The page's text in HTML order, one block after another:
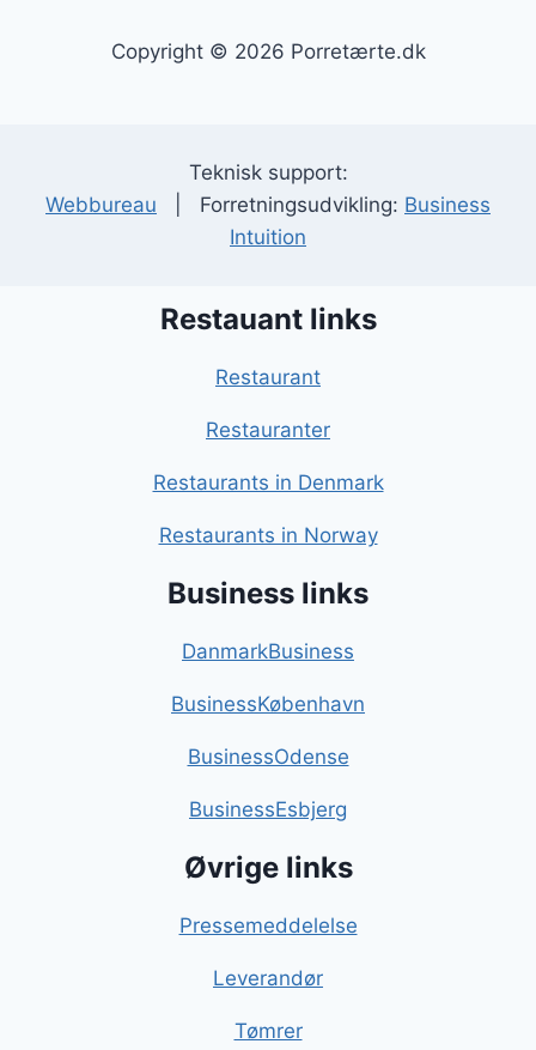
Copyright © 2026 Porretærte.dk
Teknisk support:
Webbureau | Forretningsudvikling: Business
Intuition
Restauant links
Restaurant
Restauranter
Restaurants in Denmark
Restaurants in Norway
Business links
DanmarkBusiness
BusinessKøbenhavn
BusinessOdense
BusinessEsbjerg
Øvrige links
Pressemeddelelse
Leverandør
Tømrer